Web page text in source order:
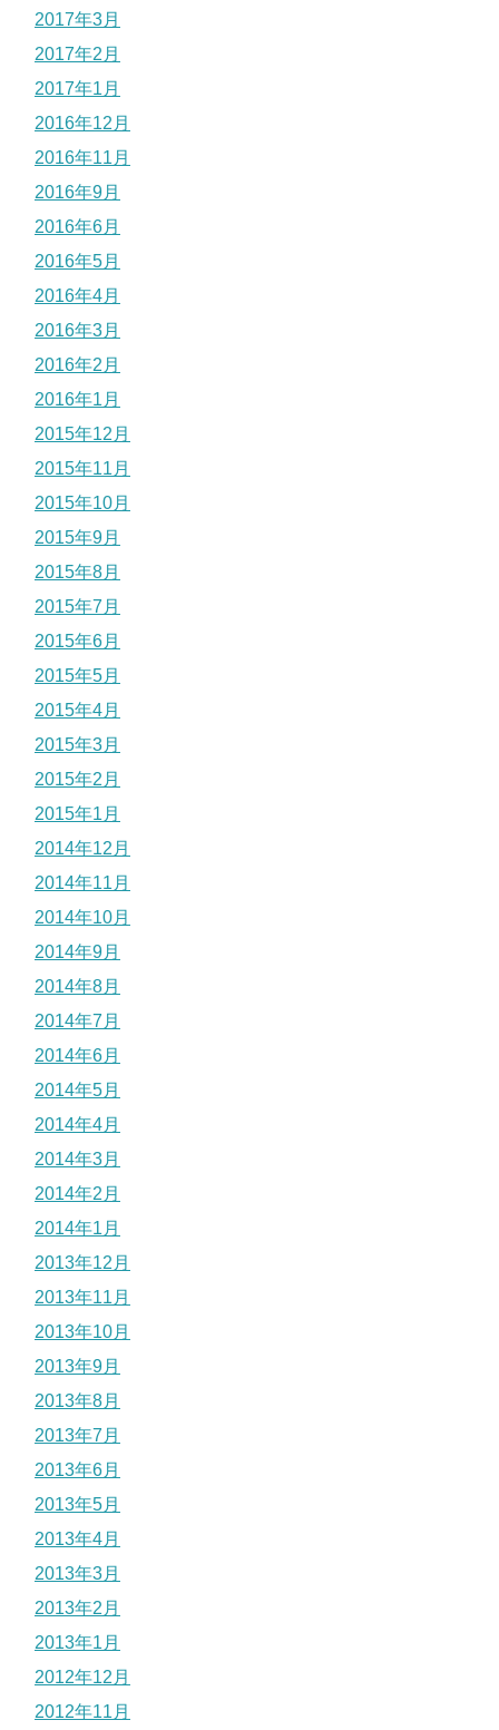
2017年3月
2017年2月
2017年1月
2016年12月
2016年11月
2016年9月
2016年6月
2016年5月
2016年4月
2016年3月
2016年2月
2016年1月
2015年12月
2015年11月
2015年10月
2015年9月
2015年8月
2015年7月
2015年6月
2015年5月
2015年4月
2015年3月
2015年2月
2015年1月
2014年12月
2014年11月
2014年10月
2014年9月
2014年8月
2014年7月
2014年6月
2014年5月
2014年4月
2014年3月
2014年2月
2014年1月
2013年12月
2013年11月
2013年10月
2013年9月
2013年8月
2013年7月
2013年6月
2013年5月
2013年4月
2013年3月
2013年2月
2013年1月
2012年12月
2012年11月